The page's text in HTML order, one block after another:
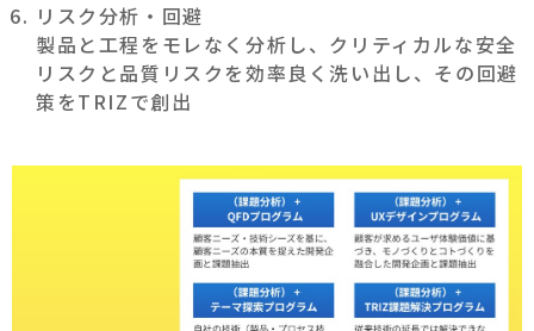
リスク分析・回避
製品と工程をモレなく分析し、クリティカルな安全
リスクと品質リスクを効率良く洗い出し、その回避
策をTRIZで創出